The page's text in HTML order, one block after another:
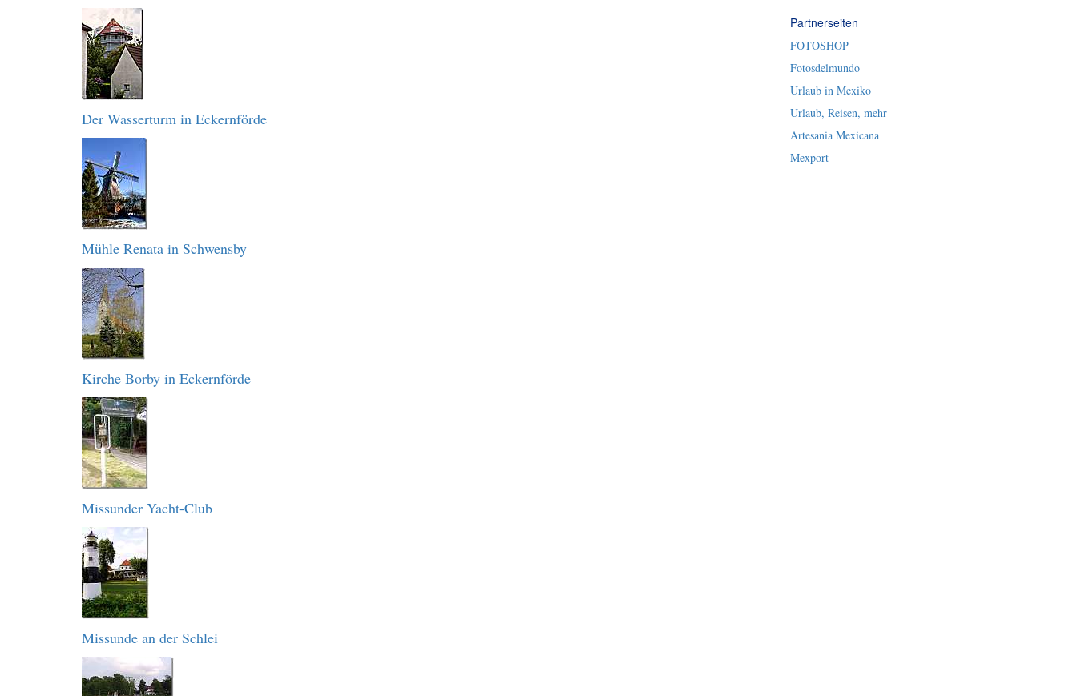
Der Wasserturm in Eckernförde
Mühle Renata in Schwensby
Kirche Borby in Eckernförde
Missunder Yacht-Club
Missunde an der Schlei
Partnerseiten
FOTOSHOP
Fotosdelmundo
Urlaub in Mexiko
Urlaub, Reisen, mehr
Artesania Mexicana
Mexport